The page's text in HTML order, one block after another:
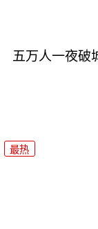
五万人一夜破
最热